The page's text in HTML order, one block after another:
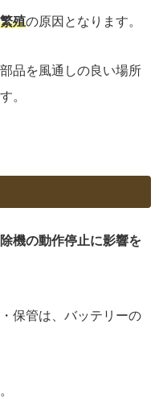
殖の原因となります。
品を風通しの良い場所
。
機の動作停止に影響を
保管は、バッテリーの